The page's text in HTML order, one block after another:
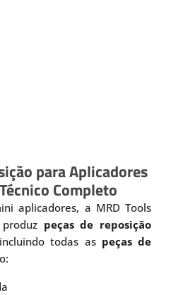
para Aplicadores
Completo
aplicadores, a MRD Tools
peças de reposição
todas as peças de